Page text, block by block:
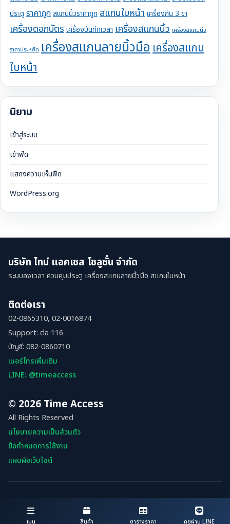
ประตู ราคาถูก สแกนนิ้วราคาถูก สแกนใบหน้า เครื่องกัน 3 ขา
เครื่องตอกบัตร เครื่องบันทึกเวลา เครื่องสแกนนิ้ว เครื่องสแกนนิ้ว
ราคาประหยัด เครื่องสแกนลายนิ้วมือเครื่องสแกน
ใบหน้า
นิยาม
เข้าสู่ระบบ
เข้าฟีด
แสดงความเห็นฟีด
WordPress.org
บริษัท ไทม์ แอคเซส โซลูชั่น จำกัด
ระบบลงเวลา ควบคุมประตู เครื่องสแกนลายนิ้วมือ สแกนใบหน้า
ติดต่อเรา
02-0865310, 02-0016874
Support: ต่อ 116
บัญชี: 082-0860710
เบอร์โทรเพิ่มเติม
LINE: @timeaccess
© 2026 Time Access
All Rights Reserved
นโยบายความเป็นส่วนตัว
ข้อกำหนดการใช้งาน
แผนผังเว็บไซต์
เมนู สินค้า ตารางราคา คุยผ่าน LINE